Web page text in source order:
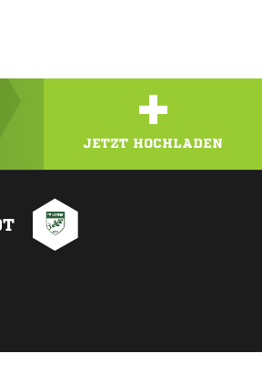
+
JETZT HOCHLADEN